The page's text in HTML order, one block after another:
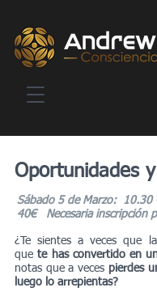
Oportunidades
Sábado 5 de Marzo: 10.30
40€ Necesaria inscripción
¿Te sientes a veces que
quete has convertido en
notas que a veces pierdes
luego lo arrepientas?